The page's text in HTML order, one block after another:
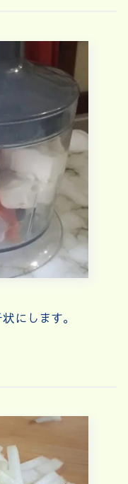
にします。